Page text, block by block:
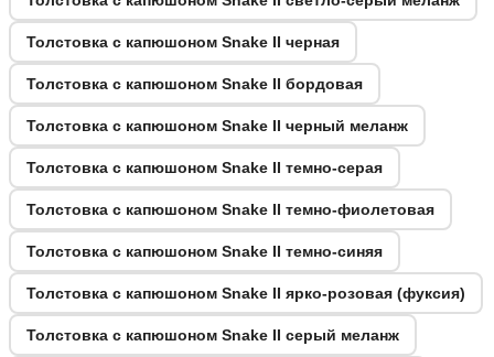
Толстовка с капюшоном Snake II черная
Толстовка с капюшоном Snake II бордовая
Толстовка с капюшоном Snake II черный меланж
Толстовка с капюшоном Snake II темно-серая
Толстовка с капюшоном Snake II темно-фиолетовая
Толстовка с капюшоном Snake II темно-синяя
Толстовка с капюшоном Snake II ярко-розовая (фуксия)
Толстовка с капюшоном Snake II серый меланж